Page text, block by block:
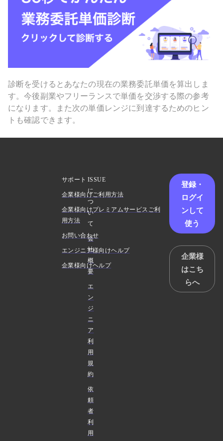
診断を受けるとあなたの現在の業務委託単価を算出しま
す。今後副業やフリーランスで単価を交渉する際の参考
になります。また次の単価レンジに到達するためのヒン
トも確認できます。
ISSUE
に
つ
い
て
会
社
概
要
エ
ン
ジ
ニ
ア
利
用
規
約
依
頼
者
利
用
サポート
企業様向けご利用方法
企業様向けプレミアムサービスご利
用方法
お問い合わせ
エンジニア様向けヘルプ
企業様向けヘルプ
登録・
ログイ
ンして
使う
企業様
はこち
らへ